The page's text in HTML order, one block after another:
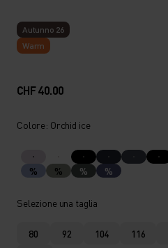
Autunno 26
Warm
CHF 40.00
Colore: Orchid ice
%
% % %
Selezione una taglia
80 92 104 116